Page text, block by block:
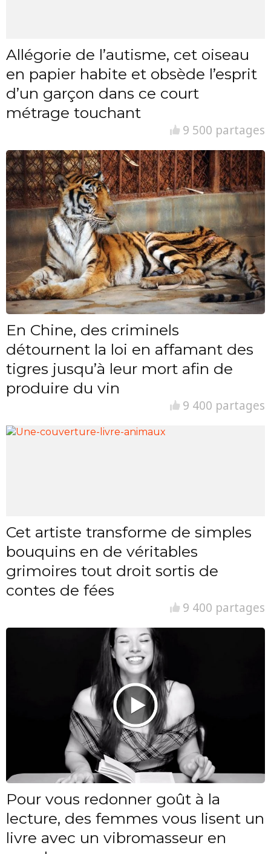
Allégorie de l’autisme, cet oiseau
en papier habite et obsède l’esprit
d’un garçon dans ce court
métrage touchant
9 500 partages
En Chine, des criminels
détournent la loi en affamant des
tigres jusqu’à leur mort afin de
produire du vin
9 400 partages
Cet artiste transforme de simples
bouquins en de véritables
grimoires tout droit sortis de
contes de fées
9 400 partages
Pour vous redonner goût à la
lecture, des femmes vous lisent un
livre avec un vibromasseur en